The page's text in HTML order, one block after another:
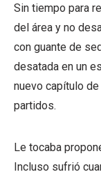
Sin tiempo para
del área y no
con guante de
desatada en un
nuevo capítulo
partidos.
Le tocaba
Incluso sufrió